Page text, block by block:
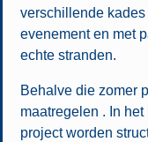
verschillende
evenement en met
echte stranden.
Behalve die zomer
maatregelen . In
project worden